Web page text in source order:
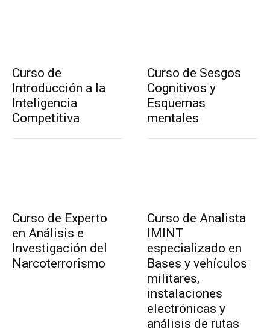
Curso de
Introducción a la
Inteligencia
Competitiva
Curso de Sesgos
Cognitivos y
Esquemas
mentales
Curso de Experto
en Análisis e
Investigación del
Narcoterrorismo
Curso de Analista
IMINT
especializado en
Bases y vehículos
militares,
instalaciones
electrónicas y
análisis de rutas